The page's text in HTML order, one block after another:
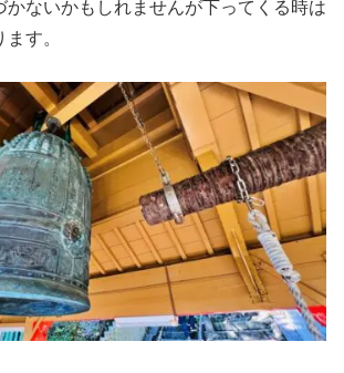
かないかもしれませんが下ってくる時は
す。